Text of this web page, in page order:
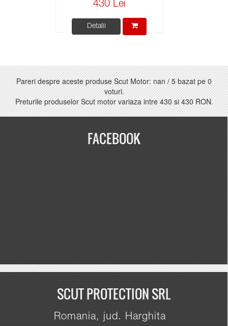
430 Lei
Detalii
Pareri despre aceste produse Scut Motor: nan/5bazat pe0
voturi.
Preturile produselor Scut motor variaza intre430si430 RON.
FACEBOOK
SCUT PROTECTION SRL
Romania, jud. Harghita